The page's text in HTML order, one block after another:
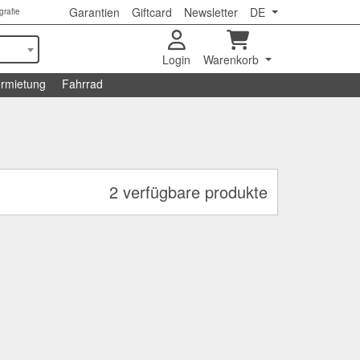
Garantien Giftcard Newsletter DE
Login
Warenkorb
Fahrrad
2 verfügbare produkte